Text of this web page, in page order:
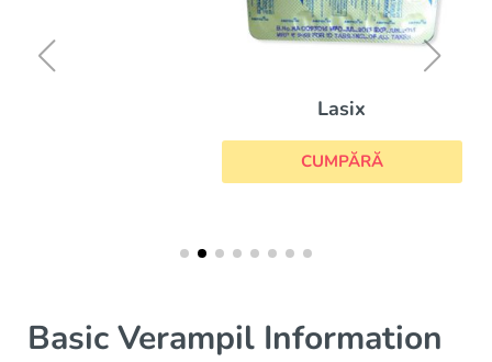
Basic Verampil Information